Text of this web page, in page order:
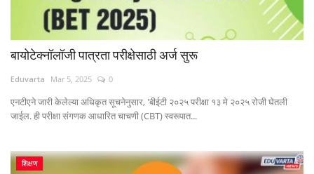
बायोटेक्नॉलॉजी पात्रता परीक्षेसाठी अर्ज सुरू
Eduvarta Mar 5, 2025 0
एनटीएने जारी केलेल्या अधिकृत सूचनेनुसार, 'बीईटी २०२५ परीक्षा १३ मे २०२५ रोजी घेतली
जाईल. ही परीक्षा संगणक आधारित चाचणी (CBT) स्वरूपात...
शिक्षण